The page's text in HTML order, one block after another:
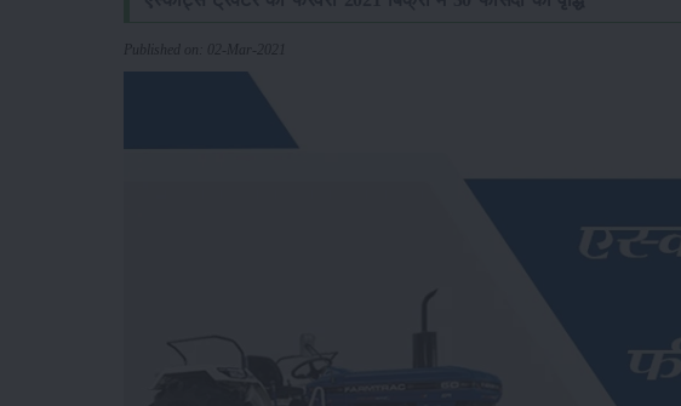
Published on: 02-Mar-2021